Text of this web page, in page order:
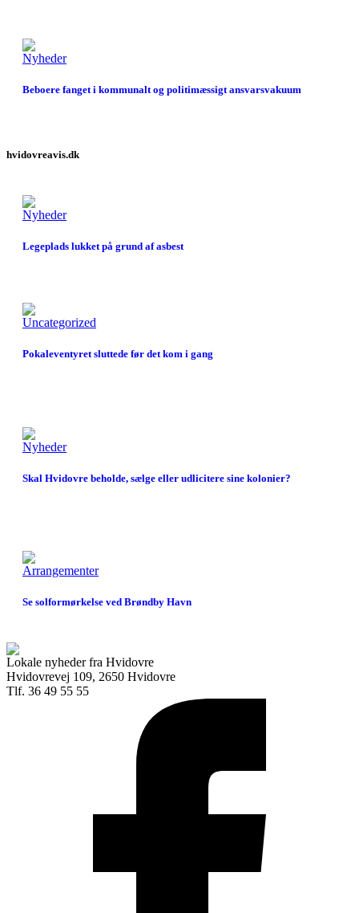
Nyheder
Beboere fanget i kommunalt og politimæssigt ansvarsvakuum
hvidovreavis.dk
Nyheder
Legeplads lukket på grund af asbest
Uncategorized
Pokaleventyret sluttede før det kom i gang
Nyheder
Skal Hvidovre beholde, sælge eller udlicitere sine kolonier?
Arrangementer
Se solformørkelse ved Brøndby Havn
Lokale nyheder fra Hvidovre
Hvidovrevej 109, 2650 Hvidovre
Tlf. 36 49 55 55